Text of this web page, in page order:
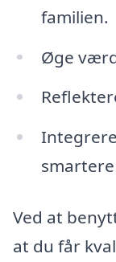
familien.
Øge
Ved at
at du får